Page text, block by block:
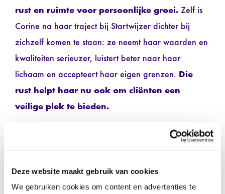
Deze website maakt gebruik van cookies
We gebruiken cookies om content en advertenties te
rust en ruimte voor persoonlijke groei. Zelf is
Corine na haar traject bij Startwijzer dichter bij
zichzelf komen te staan: ze neemt haar waarden en
kwaliteiten serieuzer, luistert beter naar haar
lichaam en accepteert haar eigen grenzen. Die
rust helpt haar nu ook om cliënten een
veilige plek te bieden.
“Bescheidenheid is waardevol,
maar je mag ook trots zijn op wie je